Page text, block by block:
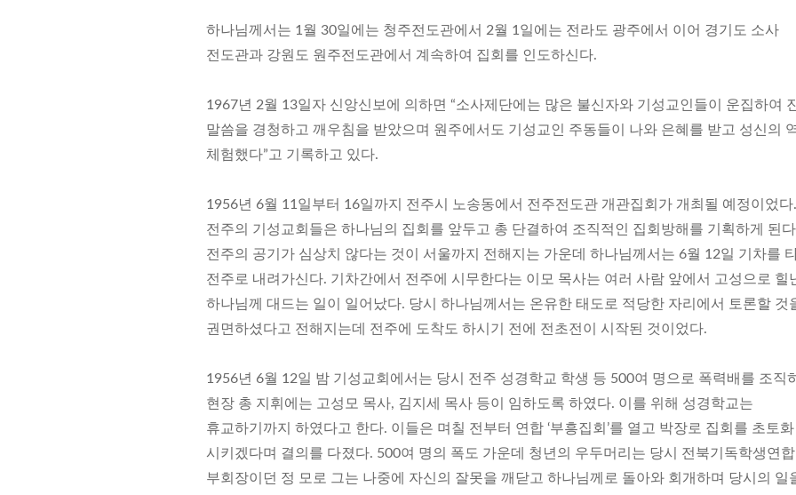
하나님께서는 1월 30일에는 청주전도관에서 2월 1일에는 전라도 광주에서 이어 경기도 소사
전도관과 강원도 원주전도관에서 계속하여 집회를 인도하신다.
1967년 2월 13일자 신앙신보에 의하면 “소사제단에는 많은 불신자와 기성교인들이 운집하여
말씀을 경청하고 깨우침을 받았으며 원주에서도 기성교인 주동들이 나와 은혜를 받고 성신의
체험했다”고 기록하고 있다.
1956년 6월 11일부터 16일까지 전주시 노송동에서 전주전도관 개관집회가 개최될 예정이었다.
전주의 기성교회들은 하나님의 집회를 앞두고 총 단결하여 조직적인 집회방해를 기획하게 된
전주의 공기가 심상치 않다는 것이 서울까지 전해지는 가운데 하나님께서는 6월 12일 기차를
전주로 내려가신다. 기차간에서 전주에 시무한다는 이모 목사는 여러 사람 앞에서 고성으로 힐
하나님께 대드는 일이 일어났다. 당시 하나님께서는 온유한 태도로 적당한 자리에서 토론할 것
권면하셨다고 전해지는데 전주에 도착도 하시기 전에 전초전이 시작된 것이었다.
1956년 6월 12일 밤 기성교회에서는 당시 전주 성경학교 학생 등 500여 명으로 폭력배를 조직
현장 총 지휘에는 고성모 목사, 김지세 목사 등이 임하도록 하였다. 이를 위해 성경학교는
휴교하기까지 하였다고 한다. 이들은 며칠 전부터 연합 ‘부흥집회’를 열고 박장로 집회를 초토화
시키겠다며 결의를 다졌다. 500여 명의 폭도 가운데 청년의 우두머리는 당시 전북기독학생연합
부회장이던 정 모로 그는 나중에 자신의 잘못을 깨닫고 하나님께로 돌아와 회개하며 당시의 일